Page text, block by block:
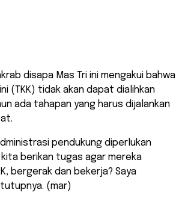
disapa Mas Tri ini mengakui bahwa
(TKK) tidak akan dapat dialihkan
ada tahapan yang harus dijalankan
pendukung diperlukan
berikan tugas agar mereka
bergerak dan bekerja? Saya
tutupnya. (mar)